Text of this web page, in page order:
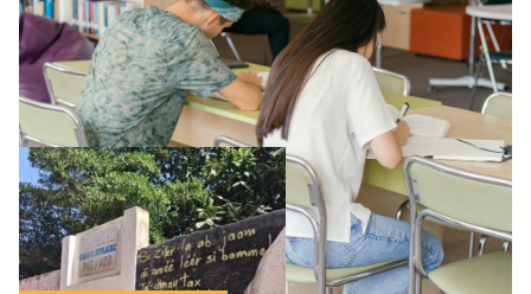
Le projet de loi sur la régulation de l’enseignement
supérieur privé met en lumière l’amplification d’un système
qui relègue l’acte pédagogique au superfétatoire, voire à…
Lire la suite →